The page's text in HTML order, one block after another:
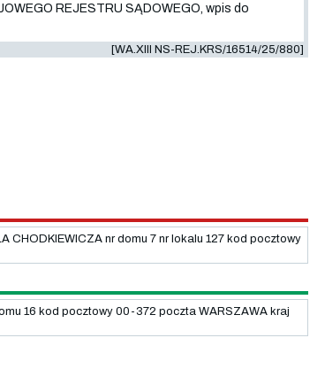
REJESTRU SĄDOWEGO, wpis do
[WA.XIII NS-REJ.KRS/16514/25/880]
CHODKIEWICZA nr domu 7 nr lokalu 127 kod pocztowy
16 kod pocztowy 00-372 poczta WARSZAWA kraj